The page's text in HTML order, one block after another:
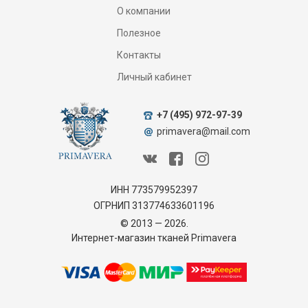
О компании
Полезное
Контакты
Личный кабинет
ИНН 773579952397
ОГРНИП 313774633601196
© 2013 — 2026.
Интернет-магазин тканей Primavera
+7 (495) 972-97-39
primavera@mail.com